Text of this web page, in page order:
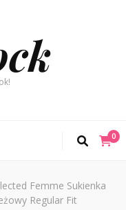
0
Femme Sukienka
Regular Fit